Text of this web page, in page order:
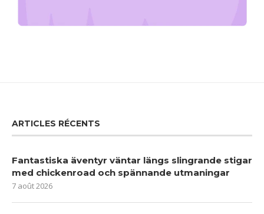
ARTICLES RÉCENTS
Fantastiska äventyr väntar längs slingrande stigar
med chickenroad och spännande utmaningar
7 août 2026